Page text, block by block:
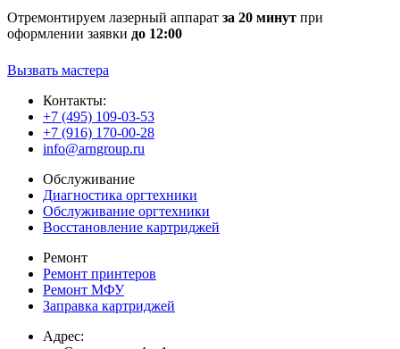
Отремонтируем лазерный аппарат за 20 минут при
оформлении заявки до 12:00
Вызвать мастера
Контакты:
+7 (495) 109-03-53
+7 (916) 170-00-28
info@arngroup.ru
Обслуживание
Диагностика оргтехники
Обслуживание оргтехники
Восстановление картриджей
Ремонт
Ремонт принтеров
Ремонт МФУ
Заправка картриджей
Адрес: